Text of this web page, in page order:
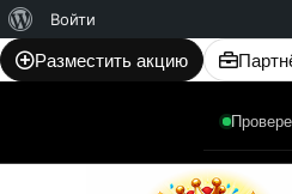
WordPress
Войти
Разместить акцию